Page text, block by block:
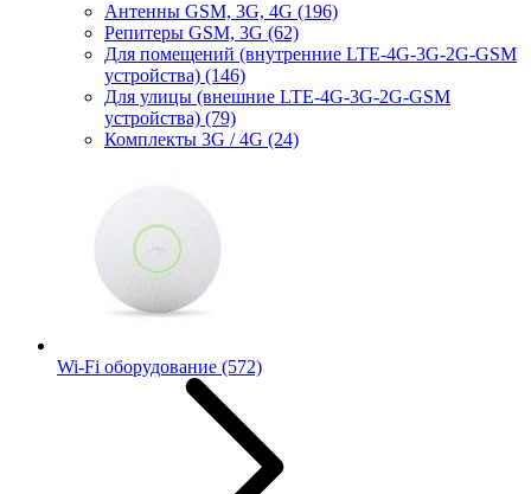
Антенны GSM, 3G, 4G (196)
Репитеры GSM, 3G (62)
Для помещений (внутренние LTE-4G-3G-2G-GSM
устройства) (146)
Для улицы (внешние LTE-4G-3G-2G-GSM
устройства) (79)
Комплекты 3G / 4G (24)
Wi-Fi оборудование (572)